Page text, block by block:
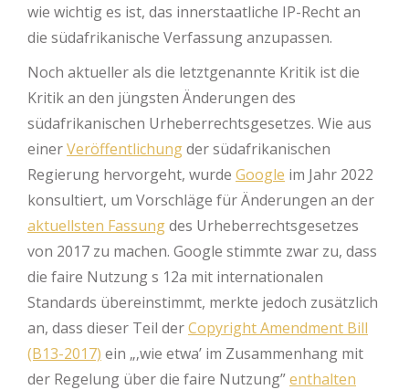
wie wichtig es ist, das innerstaatliche IP-Recht an
die südafrikanische Verfassung anzupassen.
Noch aktueller als die letztgenannte Kritik ist die
Kritik an den jüngsten Änderungen des
südafrikanischen Urheberrechtsgesetzes. Wie aus
einerVeröffentlichungder südafrikanischen
Regierung hervorgeht, wurde Google im Jahr 2022
konsultiert, um Vorschläge für Änderungen an der
aktuellsten Fassungdes Urheberrechtsgesetzes
von 2017 zu machen. Google stimmte zwar zu, dass
die faire Nutzung s 12a mit internationalen
Standards übereinstimmt, merkte jedoch zusätzlich
an, dass dieser Teil derCopyright Amendment Bill
(B13-2017) ein „‚wie etwa’ im Zusammenhang mit
der Regelung über die faire Nutzung”enthalten